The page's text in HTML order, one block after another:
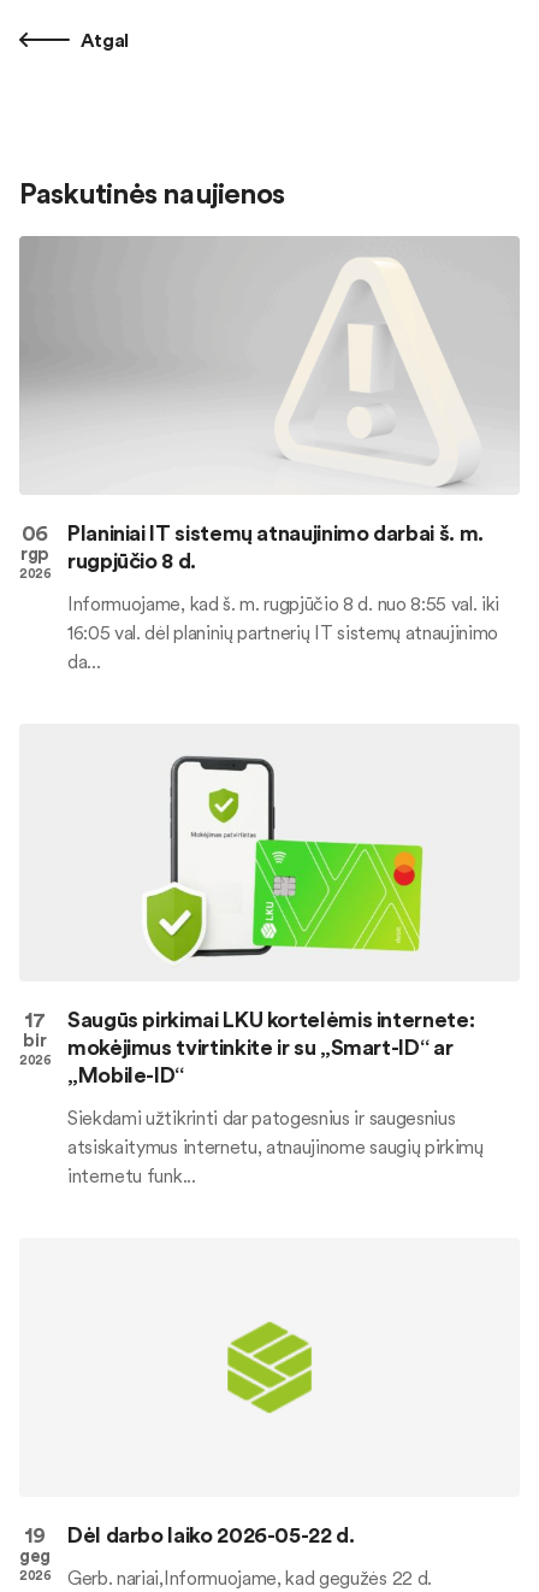
Atgal
Paskutinės naujienos
06
rgp
2026
Planiniai IT sistemų atnaujinimo darbai š. m.
rugpjūčio 8 d.
Informuojame, kad š. m. rugpjūčio 8 d. nuo 8:55 val. iki
16:05 val. dėl planinių partnerių IT sistemų atnaujinimo
da...
17
bir
2026
Saugūs pirkimai LKU kortelėmis internete:
mokėjimus tvirtinkite ir su „Smart-ID“ ar
„Mobile-ID“
Siekdami užtikrinti dar patogesnius ir saugesnius
atsiskaitymus internetu, atnaujinome saugių pirkimų
internetu funk...
19
geg
2026
Dėl darbo laiko 2026-05-22 d.
Gerb. nariai,Informuojame, kad gegužės 22 d.